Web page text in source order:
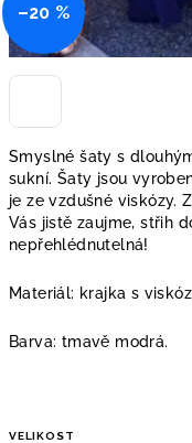
Smyslné šaty s
sukní. Šaty jsou
je ze vzdušné viskózy.
Vás jistě zaujme, střih
nepřehlédnutelná!
Materiál: krajka s
Barva: tmavě modrá.
VELIKOST
–20 %